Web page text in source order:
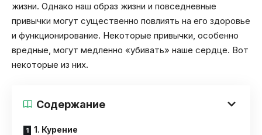
жизни. Однако наш образ жизни и повседневные
привычки могут существенно повлиять на его здоровье
и функционирование. Некоторые привычки, особенно
вредные, могут медленно «убивать» наше сердце. Вот
некоторые из них.
Содержание
1. Курение